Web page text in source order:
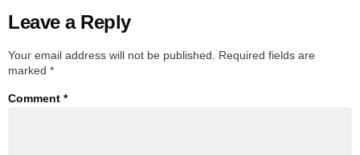
Leave a Reply
Your email address will not be published. Required fields are
marked *
Comment *